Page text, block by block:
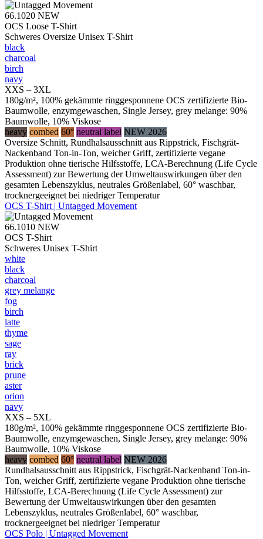
66.1020 NEW
OCS Loose T-Shirt
Schweres Oversize Unisex T-Shirt
black
charcoal
birch
navy
XXS – 3XL
180g/m², 100% gekämmte ringgesponnene OCS zertifizierte Bio-
Baumwolle, enzymgewaschen, Single Jersey, grey melange: 90%
Baumwolle, 10% Viskose
heavy combed 60° neutral label NEW 2026
Oversize Schnitt, Rundhalsausschnitt aus Rippstrick, Fischgrät-
Nackenband Ton-in-Ton, weicher Griff, zertifizierte vegane
Produktion ohne tierische Hilfsstoffe, LCA-Berechnung (Life Cycle
Assessment) zur Bewertung der Umweltauswirkungen über den
gesamten Lebenszyklus, neutrales Größenlabel, 60° waschbar,
trocknergeeignet bei niedriger Temperatur
OCS T-Shirt | Untagged Movement
66.1010 NEW
OCS T-Shirt
Schweres Unisex T-Shirt
white
black
charcoal
grey melange
fog
birch
latte
thyme
sage
ray
brick
prune
aster
orion
navy
XXS – 5XL
180g/m², 100% gekämmte ringgesponnene OCS zertifizierte Bio-
Baumwolle, enzymgewaschen, Single Jersey, grey melange: 90%
Baumwolle, 10% Viskose
heavy combed 60° neutral label NEW 2026
Rundhalsausschnitt aus Rippstrick, Fischgrät-Nackenband Ton-in-
Ton, weicher Griff, zertifizierte vegane Produktion ohne tierische
Hilfsstoffe, LCA-Berechnung (Life Cycle Assessment) zur
Bewertung der Umweltauswirkungen über den gesamten
Lebenszyklus, neutrales Größenlabel, 60° waschbar,
trocknergeeignet bei niedriger Temperatur
OCS Polo | Untagged Movement